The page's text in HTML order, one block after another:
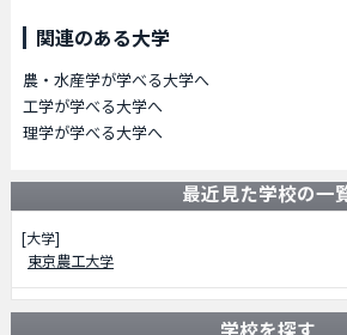
関連のある大学
農・水産学が学べる大学へ
工学が学べる大学へ
理学が学べる大学へ
最近見た学校の一
[大学]
東京農工大学
学校を探す